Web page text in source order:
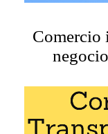
Comercio